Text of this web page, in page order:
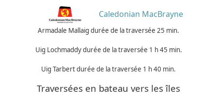
Caledonian MacBrayne
Armadale Mallaig durée de la traversée 25 min.
Uig Lochmaddy durée de la traversée 1 h 45 min.
Uig Tarbert durée de la traversée 1 h 40 min.
Traversées en bateau vers les îles